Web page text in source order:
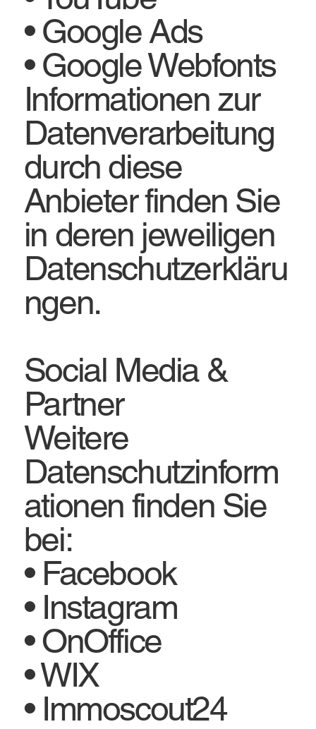
• Google Ads
• Google Webfonts
Informationen zur
Datenverarbeitung
durch diese
Anbieter finden Sie
in deren jeweiligen
Datenschutzerkläru
ngen.
Social Media &
Partner
Weitere
Datenschutzinform
ationen finden Sie
bei:
• Facebook
• Instagram
• OnOffice
• WIX
• Immoscout24